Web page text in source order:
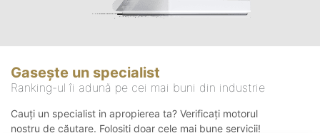
Gasește un specialist
Ranking-ul îi adună pe cei mai buni din industrie
Cauți un specialist in apropierea ta? Verificați motorul
nostru de căutare. Folosiți doar cele mai bune servicii!